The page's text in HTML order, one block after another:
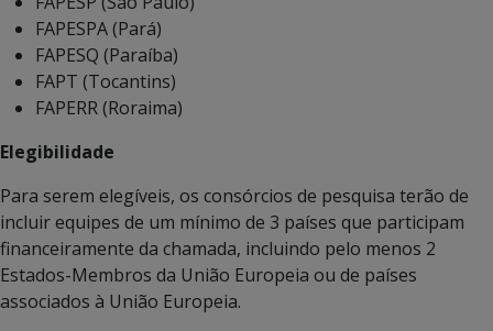
FAPESPA (Pará)
FAPESQ (Paraíba)
FAPT (Tocantins)
FAPERR (Roraima)
Elegibilidade
Para serem elegíveis, os consórcios de pesquisa terão de
incluir equipes de um mínimo de 3 países que participam
financeiramente da chamada, incluindo pelo menos 2
Estados-Membros da União Europeia ou de países
associados à União Europeia.